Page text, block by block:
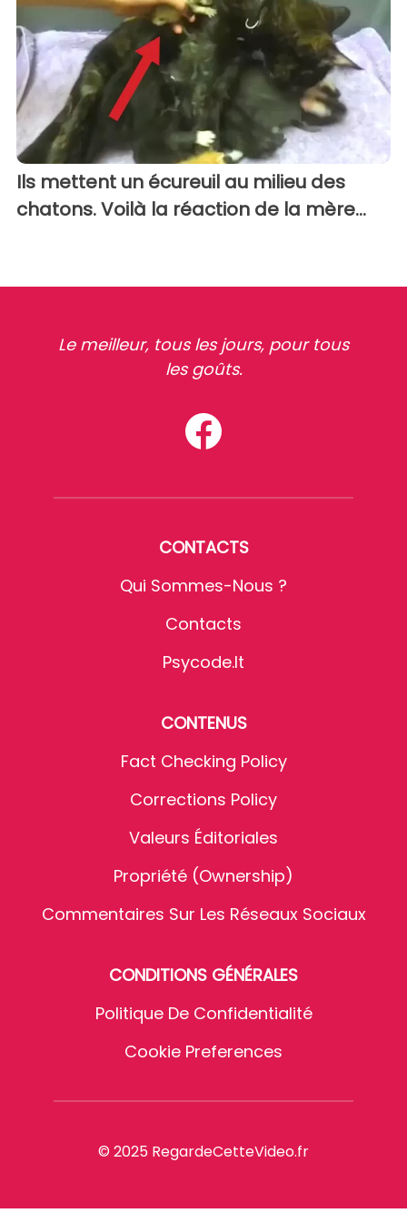
Ils mettent un écureuil au milieu des
chatons. Voilà la réaction de la mère...
Le meilleur, tous les jours, pour tous
les goûts.
CONTACTS
Qui Sommes-Nous ?
Contacts
Psycode.it
CONTENUS
Fact Checking Policy
Corrections Policy
Valeurs Éditoriales
Propriété (Ownership)
Commentaires Sur Les Réseaux Sociaux
CONDITIONS GÉNÉRALES
Politique De Confidentialité
Cookie Preferences
© 2025 RegardeCetteVideo.fr